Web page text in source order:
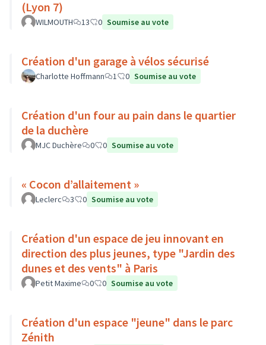
(Lyon 7)
WILMOUTH 13 0 Soumise au vote
Création d'un garage à vélos sécurisé
Charlotte Hoffmann 1 0 Soumise au vote
Création d'un four au pain dans le quartier
de la duchère
MJC Duchère 0 0 Soumise au vote
« Cocon d’allaitement »
Leclerc 3 0 Soumise au vote
Création d'un espace de jeu innovant en
direction des plus jeunes, type "Jardin des
dunes et des vents" à Paris
Petit Maxime 0 0 Soumise au vote
Création d'un espace "jeune" dans le parc
Zénith